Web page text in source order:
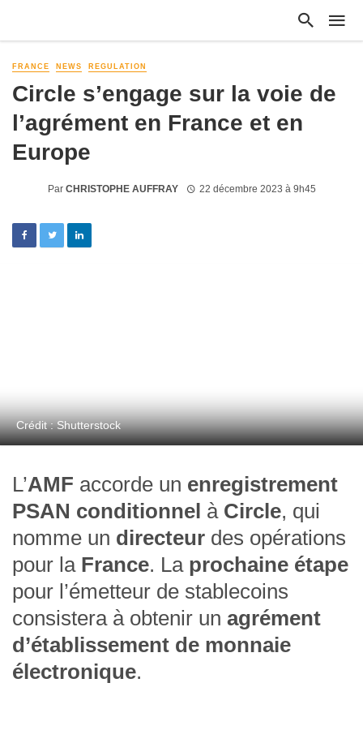
FRANCE NEWS REGULATION
Circle s’engage sur la voie de
l’agrément en France et en
Europe
Par CHRISTOPHE AUFFRAY 22 décembre 2023 à 9h45
Crédit : Shutterstock
L’AMF accorde un enregistrement
PSAN conditionnel à Circle, qui
nomme un directeur des opérations
pour la France. La prochaine étape
pour l’émetteur de stablecoins
consistera à obtenir un agrément
d’établissement de monnaie
électronique.